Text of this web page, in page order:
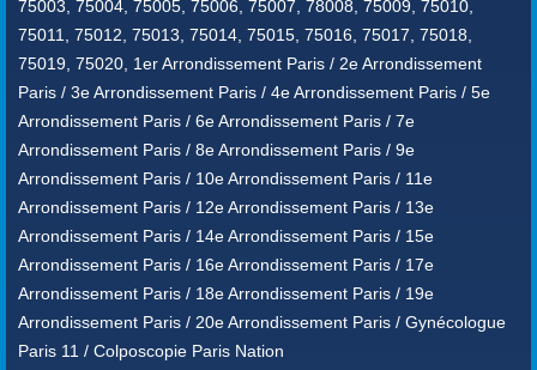
75003, 75004, 75005, 75006, 75007, 78008, 75009, 75010,
75011, 75012, 75013, 75014, 75015, 75016, 75017, 75018,
75019, 75020, 1er Arrondissement Paris / 2e Arrondissement
Paris / 3e Arrondissement Paris / 4e Arrondissement Paris / 5e
Arrondissement Paris / 6e Arrondissement Paris / 7e
Arrondissement Paris / 8e Arrondissement Paris / 9e
Arrondissement Paris / 10e Arrondissement Paris / 11e
Arrondissement Paris / 12e Arrondissement Paris / 13e
Arrondissement Paris / 14e Arrondissement Paris / 15e
Arrondissement Paris / 16e Arrondissement Paris / 17e
Arrondissement Paris / 18e Arrondissement Paris / 19e
Arrondissement Paris / 20e Arrondissement Paris / Gynécologue
Paris 11 / Colposcopie Paris Nation